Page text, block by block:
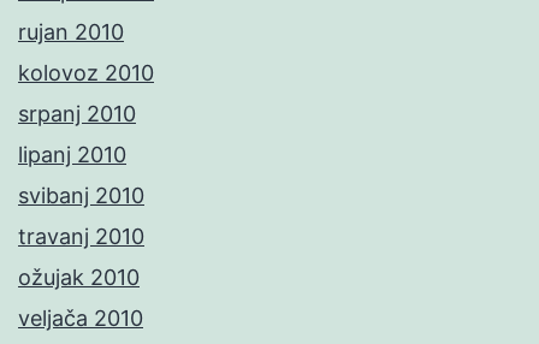
rujan 2010
kolovoz 2010
srpanj 2010
lipanj 2010
svibanj 2010
travanj 2010
ožujak 2010
veljača 2010